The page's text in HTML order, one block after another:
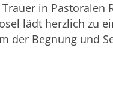
in Pastoralen
lädt herzlich zu
der Begnung und